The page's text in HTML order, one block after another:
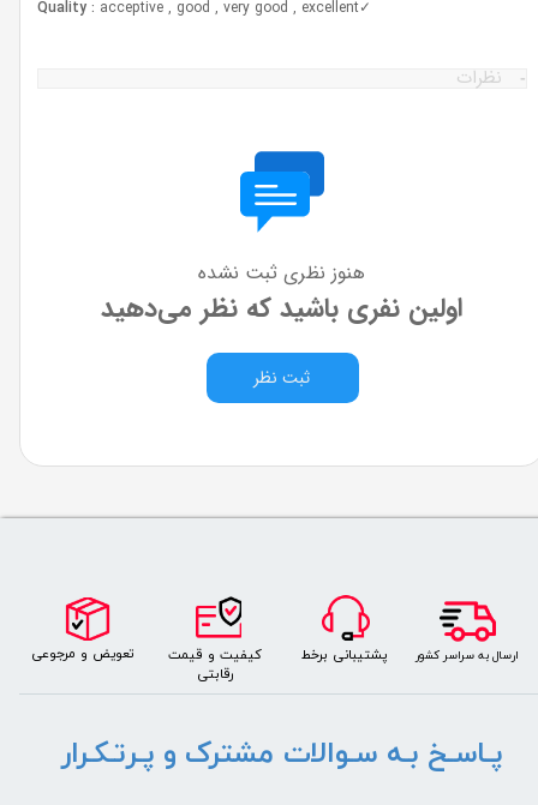
✓
Quality : acceptive , good , very good , excellent
نظرات
هنوز نظری ثبت نشده
اولین نفری باشید که نظر می‌دهید
ثبت نظر
​ارسال به سراسر کشور پشتیبانی برخط
کیفیت و قیمت
رقابتی
​​​تعویض و مرجوعی
پـاسـخ بـه سـوالات مشترک و پـرتـکـرار